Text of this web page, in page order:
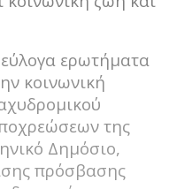
ερωτήματα
κοινωνική
της
Δημόσιο,
πρόσβασης